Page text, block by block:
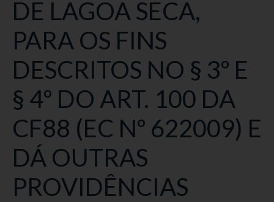
DE LAGOA SECA,
PARA OS FINS
DESCRITOS NO § 3º E
§ 4º DO ART. 100 DA
CF88 (EC Nº 622009) E
DÁ OUTRAS
PROVIDÊNCIAS